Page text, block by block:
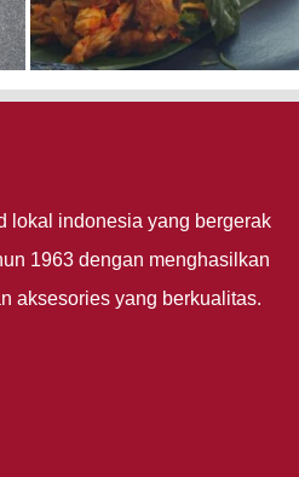
lokal indonesia yang bergerak
1963 dengan menghasilkan
aksesories yang berkualitas.